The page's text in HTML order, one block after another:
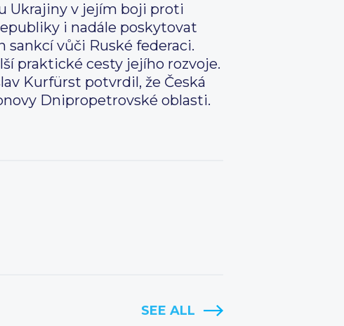
Ukrajiny v jejím boji proti
i nadále poskytovat
vůči Ruské federaci.
praktické cesty jejího rozvoje.
Kurfürst potvrdil, že Česká
Dnipropetrovské oblasti.
SEE ALL